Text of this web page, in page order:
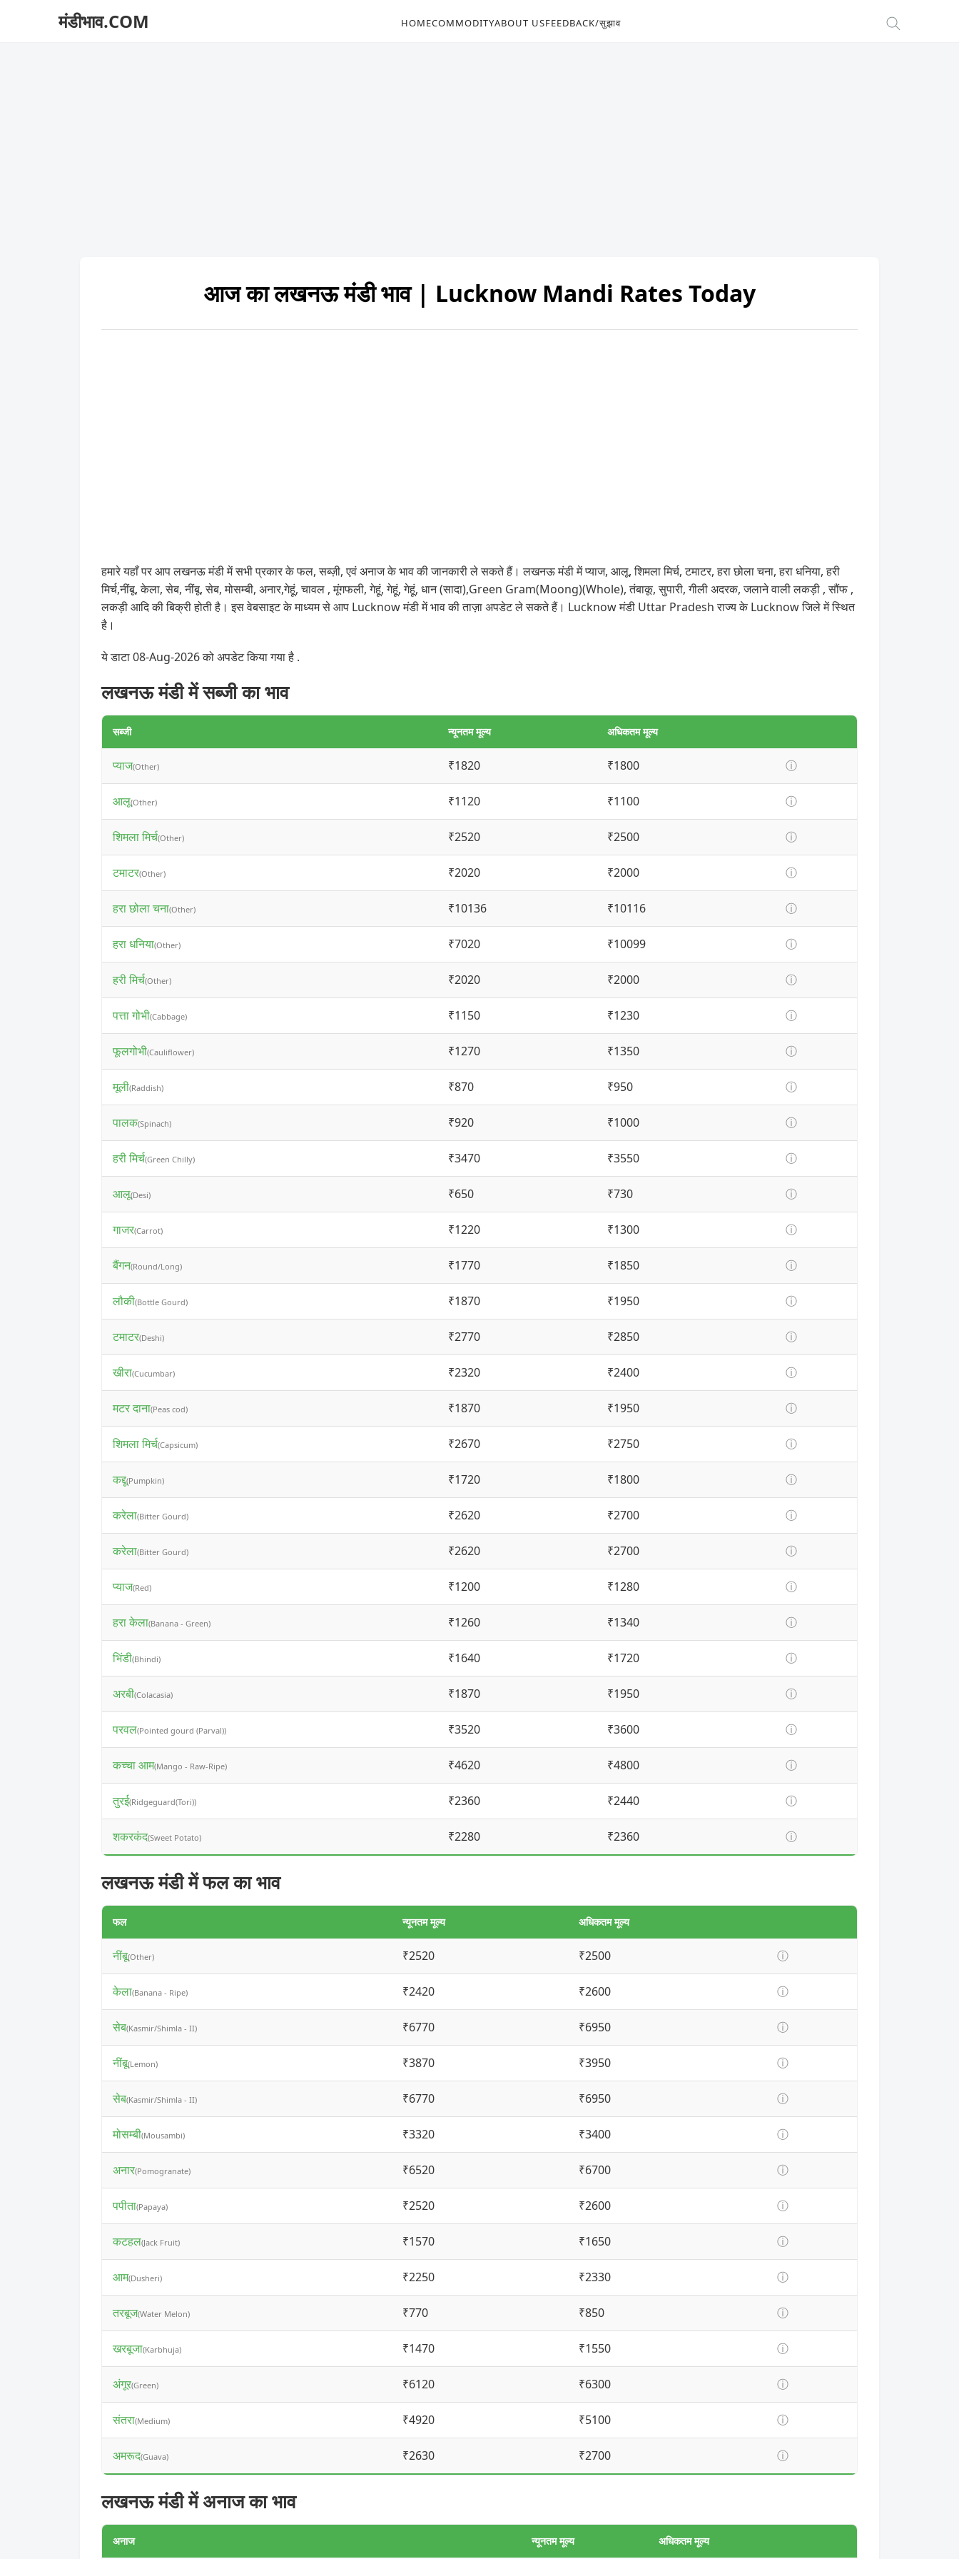
मंडीभाव.COM HOMECOMMODITYABOUT USFEEDBACK/सुझाव
आज का लखनऊ मंडी भाव | Lucknow Mandi Rates Today
हमारे यहाँ पर आप लखनऊ मंडी में सभी प्रकार के फल, सब्ज़ी, एवं अनाज के भाव की जानकारी ले सकते हैं। लखनऊ मंडी में प्याज, आलू, शिमला मिर्च, टमाटर, हरा छोला चना, हरा धनिया, हरी
मिर्च,नींबू, केला, सेब, नींबू, सेब, मोसम्बी, अनार,गेहूं, चावल , मूंगफली, गेहूं, गेहूं, गेहूं, धान (सादा),Green Gram(Moong)(Whole), तंबाकू, सुपारी, गीली अदरक, जलाने वाली लकड़ी , सौंफ ,
लकड़ी आदि की बिक्री होती है। इस वेबसाइट के माध्यम से आप Lucknow मंडी में भाव की ताज़ा अपडेट ले सकते हैं। Lucknow मंडी Uttar Pradesh राज्य के Lucknow जिले में स्थित
है।
ये डाटा 08-Aug-2026 को अपडेट किया गया है .
लखनऊ मंडी में सब्जी का भाव
सब्जी न्यूनतम मूल्य अधिकतम मूल्य
प्याज(Other) ₹1820 ₹1800 ⓘ
आलू(Other) ₹1120 ₹1100 ⓘ
शिमला मिर्च(Other) ₹2520 ₹2500 ⓘ
टमाटर(Other) ₹2020 ₹2000 ⓘ
हरा छोला चना(Other) ₹10136 ₹10116 ⓘ
हरा धनिया(Other) ₹7020 ₹10099 ⓘ
हरी मिर्च(Other) ₹2020 ₹2000 ⓘ
पत्ता गोभी(Cabbage) ₹1150 ₹1230 ⓘ
फूलगोभी(Cauliflower) ₹1270 ₹1350 ⓘ
मूली(Raddish) ₹870 ₹950 ⓘ
पालक(Spinach) ₹920 ₹1000 ⓘ
हरी मिर्च(Green Chilly) ₹3470 ₹3550 ⓘ
आलू(Desi) ₹650 ₹730 ⓘ
गाजर(Carrot) ₹1220 ₹1300 ⓘ
बैंगन(Round/Long) ₹1770 ₹1850 ⓘ
लौकी(Bottle Gourd) ₹1870 ₹1950 ⓘ
टमाटर(Deshi) ₹2770 ₹2850 ⓘ
खीरा(Cucumbar) ₹2320 ₹2400 ⓘ
मटर दाना(Peas cod) ₹1870 ₹1950 ⓘ
शिमला मिर्च(Capsicum) ₹2670 ₹2750 ⓘ
कद्दू(Pumpkin) ₹1720 ₹1800 ⓘ
करेला(Bitter Gourd) ₹2620 ₹2700 ⓘ
करेला(Bitter Gourd) ₹2620 ₹2700 ⓘ
प्याज(Red) ₹1200 ₹1280 ⓘ
हरा केला(Banana - Green) ₹1260 ₹1340 ⓘ
भिंडी(Bhindi) ₹1640 ₹1720 ⓘ
अरबी(Colacasia) ₹1870 ₹1950 ⓘ
परवल(Pointed gourd (Parval)) ₹3520 ₹3600 ⓘ
कच्चा आम(Mango - Raw-Ripe) ₹4620 ₹4800 ⓘ
तुरई(Ridgeguard(Tori)) ₹2360 ₹2440 ⓘ
शकरकंद(Sweet Potato) ₹2280 ₹2360 ⓘ
लखनऊ मंडी में फल का भाव
फल न्यूनतम मूल्य अधिकतम मूल्य
नींबू(Other) ₹2520 ₹2500 ⓘ
केला(Banana - Ripe) ₹2420 ₹2600 ⓘ
सेब(Kasmir/Shimla - II) ₹6770 ₹6950 ⓘ
नींबू(Lemon) ₹3870 ₹3950 ⓘ
सेब(Kasmir/Shimla - II) ₹6770 ₹6950 ⓘ
मोसम्बी(Mousambi) ₹3320 ₹3400 ⓘ
अनार(Pomogranate) ₹6520 ₹6700 ⓘ
पपीता(Papaya) ₹2520 ₹2600 ⓘ
कटहल(Jack Fruit) ₹1570 ₹1650 ⓘ
आम(Dusheri) ₹2250 ₹2330 ⓘ
तरबूज(Water Melon) ₹770 ₹850 ⓘ
खरबूजा(Karbhuja) ₹1470 ₹1550 ⓘ
अंगूर(Green) ₹6120 ₹6300 ⓘ
संतरा(Medium) ₹4920 ₹5100 ⓘ
अमरूद(Guava) ₹2630 ₹2700 ⓘ
लखनऊ मंडी में अनाज का भाव
अनाज न्यूनतम मूल्य अधिकतम मूल्य